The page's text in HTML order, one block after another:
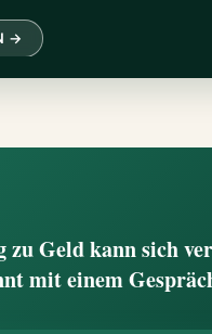
→
zu Geld kann sich
mit einem